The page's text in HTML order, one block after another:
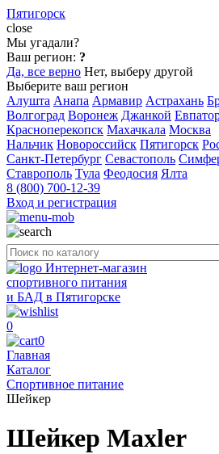
Пятигорск
close
Мы угадали?
Ваш регион: ?
Да, все верно Нет, выберу другой
Выберите ваш регион
Алушта Анапа Армавир Астрахань
Волгоград Воронеж Джанкой
Красноперекопск Махачкала Москва
Нальчик Новороссийск Пятигорск
Санкт-Петербург Севастополь
Ставрополь Тула Феодосия Ялта
8 (800) 700-12-39
Вход и регистрация
Интернет-магазин
спортивного питания
и БАД в Пятигорске
0
0
Главная
Каталог
Спортивное питание
Шейкер
Шейкер Maxler